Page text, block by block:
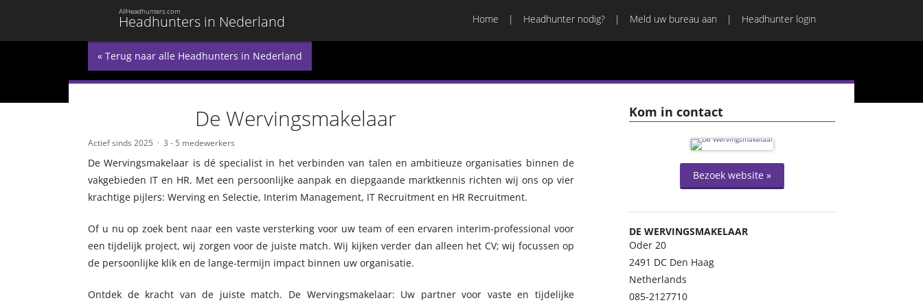
Headhunters in Nederland
AllHeadhunters.com
Home Headhunter nodig? Meld uw bureau aan Headhunter login
« Terug naar alle Headhunters in Nederland
Kom in contact
Bezoek website »
DE WERVINGSMAKELAAR
Oder 20
2491 DC Den Haag
Netherlands
085-2127710
De Wervingsmakelaar
Actief sinds 2025 3 - 5 medewerkers
De Wervingsmakelaar is dé specialist in het verbinden van talen en ambitieuze organisaties binnen de
vakgebieden IT en HR. Met een persoonlijke aanpak en diepgaande marktkennis richten wij ons op vier
krachtige pijlers: Werving en Selectie, Interim Management, IT Recruitment en HR Recruitment.
Of u nu op zoek bent naar een vaste versterking voor uw team of een ervaren interim-professional voor
een tijdelijk project, wij zorgen voor de juiste match. Wij kijken verder dan alleen het CV; wij focussen op
de persoonlijke klik en de lange-termijn impact binnen uw organisatie.
Ontdek de kracht van de juiste match. De Wervingsmakelaar: Uw partner voor vaste en tijdelijke